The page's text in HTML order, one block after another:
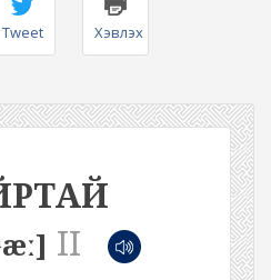
Tweet Хэвлэх
II